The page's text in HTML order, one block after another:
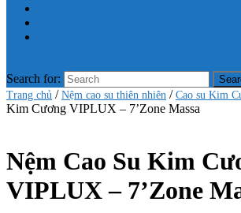
Search for:
Trang chủ / Nệm cao su thiên nhiên / Cao su Kim
Kim Cương VIPLUX – 7’Zone Massa
Nệm Cao Su Kim
VIPLUX – 7’Zone